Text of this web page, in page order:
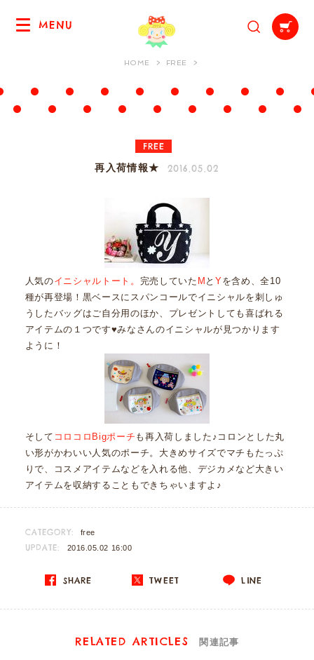
MENU
HOME FREE
FREE
再入荷情報★ 2016.05.02
人気のイニシャルトート。 完売していた M と Yを含め、全10
種が再登場！黒ベースにスパンコールでイニシャルを刺しゅ
うしたバッグはご自分用のほか、プレゼントしても喜ばれる
アイテムの１つです♥みなさんのイニシャルが見つかります
ように！
そして コロコロBigポーチ も再入荷しました♪コロンとした丸
い形がかわいい人気のポーチ。大きめサイズでマチもたっぷ
りで、コスメアイテムなどを入れる他、デジカメなど大きい
アイテムを収納することもできちゃいますよ♪
CATEGORY: free
UPDATE: 2016.05.02 16:00
SHARE TWEET LINE
RELATED ARTICLES 関連記事